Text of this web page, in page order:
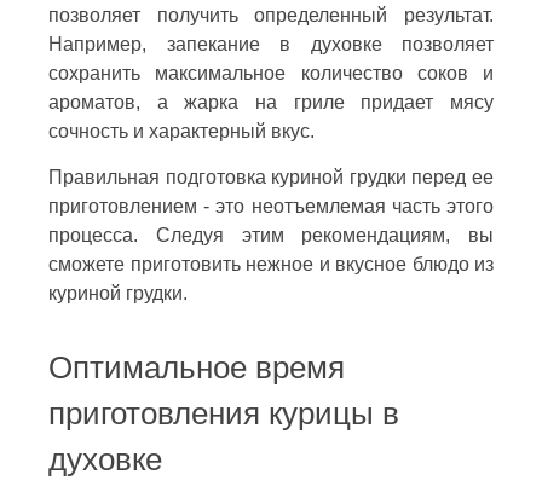
позволяет получить определенный результат.
Например, запекание в духовке позволяет
сохранить максимальное количество соков и
ароматов, а жарка на гриле придает мясу
сочность и характерный вкус.
Правильная подготовка куриной грудки перед ее
приготовлением - это неотъемлемая часть этого
процесса. Следуя этим рекомендациям, вы
сможете приготовить нежное и вкусное блюдо из
куриной грудки.
Оптимальное время
приготовления курицы в
духовке